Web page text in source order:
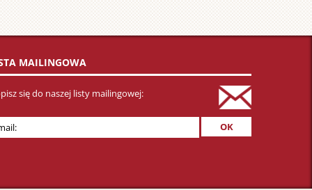
MAILINGOWA
się do naszej listy mailingowej: